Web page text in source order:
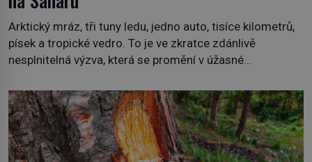
Arktický mráz, tři tuny ledu, jedno auto, tisíce kilometrů,
písek a tropické vedro. To je ve zkratce zdánlivě
nesplnitelná výzva, která se promění v úžasné
na podzim 1958 jako hec. Rádio Luxembourg přichází s
neobvyklou výzvou. Tomu, kdo dokáže dopravit ze
severního polárního kruhu na […]